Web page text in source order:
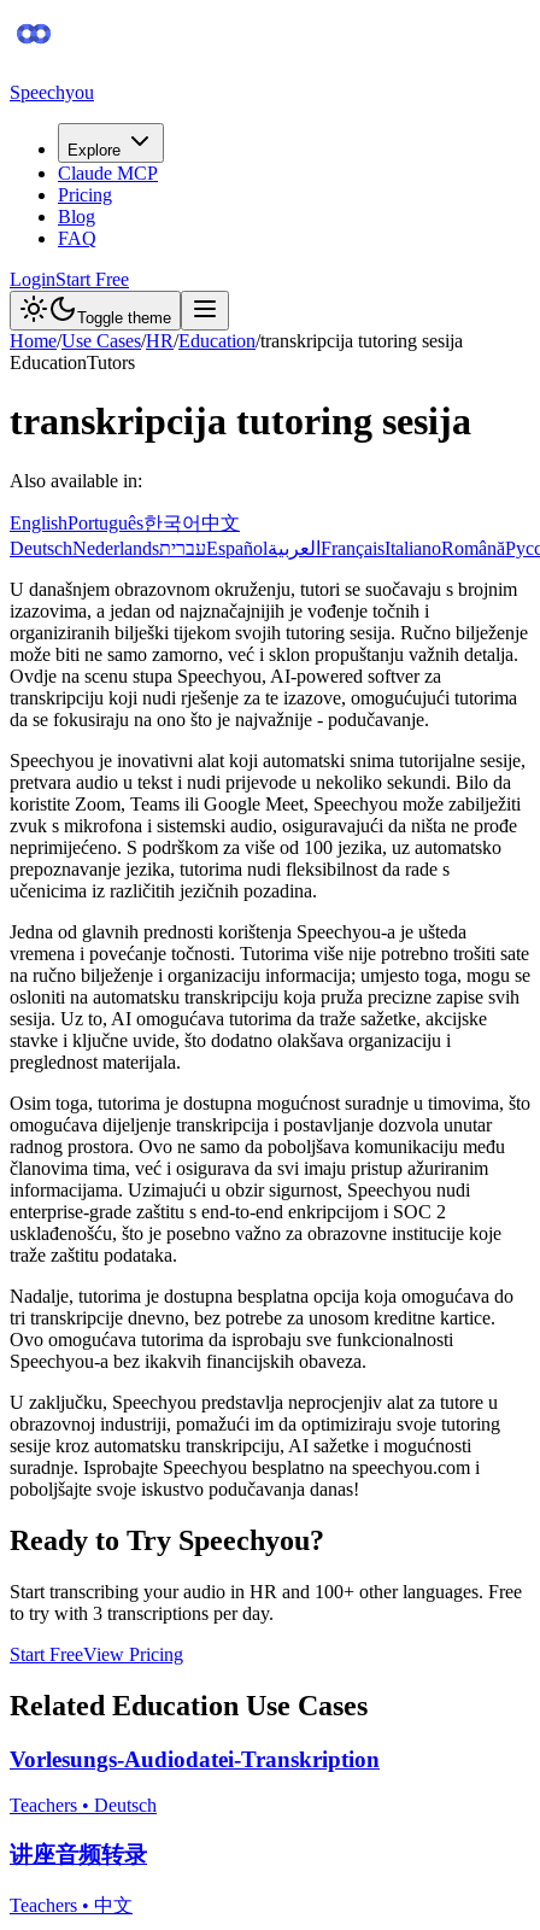
Speechyou
Explore
Claude MCP
Pricing
Blog
FAQ
LoginStart Free
Toggle theme
Home/Use Cases/HR/Education/transkripcija tutoring sesija
EducationTutors
transkripcija tutoring sesija
Also available in:
EnglishPortuguês한국어中文
DeutschNederlandsעבריתEspañolالعربية FrançaisItalianoRomână
U današnjem obrazovnom okruženju, tutori se suočavaju s brojnim
izazovima, a jedan od najznačajnijih je vođenje točnih i
organiziranih bilješki tijekom svojih tutoring sesija. Ručno bilježenje
može biti ne samo zamorno, već i sklon propuštanju važnih detalja.
Ovdje na scenu stupa Speechyou, AI-powered softver za
transkripciju koji nudi rješenje za te izazove, omogućujući tutorima
da se fokusiraju na ono što je najvažnije - podučavanje.
Speechyou je inovativni alat koji automatski snima tutorijalne sesije,
pretvara audio u tekst i nudi prijevode u nekoliko sekundi. Bilo da
koristite Zoom, Teams ili Google Meet, Speechyou može zabilježiti
zvuk s mikrofona i sistemski audio, osiguravajući da ništa ne prođe
neprimijećeno. S podrškom za više od 100 jezika, uz automatsko
prepoznavanje jezika, tutorima nudi fleksibilnost da rade s
učenicima iz različitih jezičnih pozadina.
Jedna od glavnih prednosti korištenja Speechyou-a je ušteda
vremena i povećanje točnosti. Tutorima više nije potrebno trošiti sate
na ručno bilježenje i organizaciju informacija; umjesto toga, mogu se
osloniti na automatsku transkripciju koja pruža precizne zapise svih
sesija. Uz to, AI omogućava tutorima da traže sažetke, akcijske
stavke i ključne uvide, što dodatno olakšava organizaciju i
preglednost materijala.
Osim toga, tutorima je dostupna mogućnost suradnje u timovima, što
omogućava dijeljenje transkripcija i postavljanje dozvola unutar
radnog prostora. Ovo ne samo da poboljšava komunikaciju među
članovima tima, već i osigurava da svi imaju pristup ažuriranim
informacijama. Uzimajući u obzir sigurnost, Speechyou nudi
enterprise-grade zaštitu s end-to-end enkripcijom i SOC 2
usklađenošću, što je posebno važno za obrazovne institucije koje
traže zaštitu podataka.
Nadalje, tutorima je dostupna besplatna opcija koja omogućava do
tri transkripcije dnevno, bez potrebe za unosom kreditne kartice.
Ovo omogućava tutorima da isprobaju sve funkcionalnosti
Speechyou-a bez ikakvih financijskih obaveza.
U zaključku, Speechyou predstavlja neprocjenjiv alat za tutore u
obrazovnoj industriji, pomažući im da optimiziraju svoje tutoring
sesije kroz automatsku transkripciju, AI sažetke i mogućnosti
suradnje. Isprobajte Speechyou besplatno na speechyou.com i
poboljšajte svoje iskustvo podučavanja danas!
Ready to Try Speechyou?
Start transcribing your audio in HR and 100+ other languages. Free
to try with 3 transcriptions per day.
Start FreeView Pricing
Related Education Use Cases
Vorlesungs-Audiodatei-Transkription
Teachers • Deutsch
讲座音频转录
Teachers • 中文